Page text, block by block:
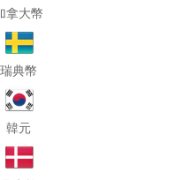
拿大幣
瑞典幣
韓元